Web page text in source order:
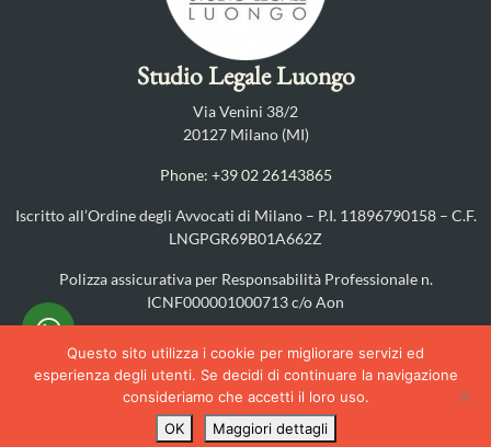
Studio Legale Luongo
Via Venini 38/2
20127 Milano (MI)
Phone: +39 02 26143865
Iscritto all’Ordine degli Avvocati di Milano – P.I. 11896790158 – C.F.
LNGPGR69B01A662Z
Polizza assicurativa per Responsabilità Professionale n.
ICNF000001000713 c/o Aon
©2025
Questo sito utilizza i cookie per migliorare servizi ed
esperienza degli utenti. Se decidi di continuare la navigazione
consideriamo che accetti il loro uso.
OK
Maggiori dettagli